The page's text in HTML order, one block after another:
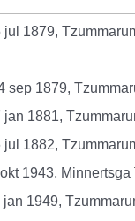
jul 1879,
sep 1879,
jan 1881,
jul 1882,
1943, Minnertsga
jan 1949,